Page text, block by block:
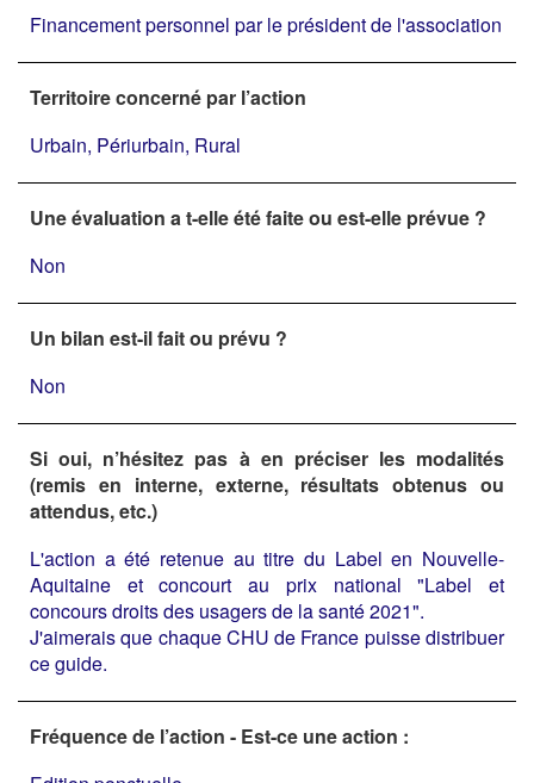
Financement personnel par le président de l'association
Territoire concerné par l’action
Urbain, Périurbain, Rural
Une évaluation a t-elle été faite ou est-elle prévue ?
Non
Un bilan est-il fait ou prévu ?
Non
Si oui, n’hésitez pas à en préciser les modalités
(remis en interne, externe, résultats obtenus ou
attendus, etc.)
L'action a été retenue au titre du Label en Nouvelle-
Aquitaine et concourt au prix national "Label et
concours droits des usagers de la santé 2021".
J'aimerais que chaque CHU de France puisse distribuer
ce guide.
Fréquence de l’action - Est-ce une action :